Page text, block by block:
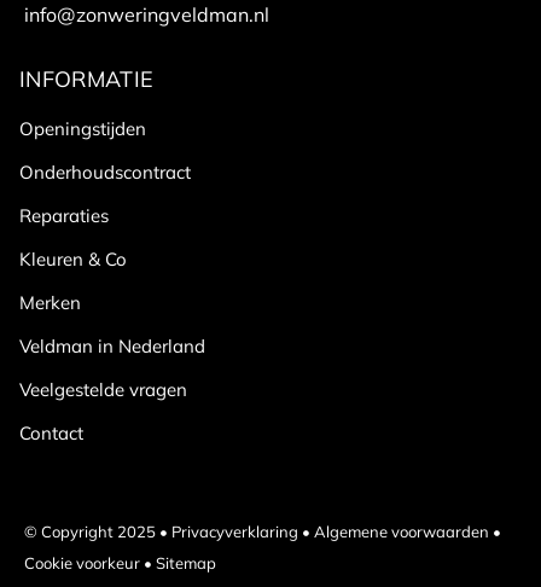
info@zonweringveldman.nl
INFORMATIE
Openingstijden
Onderhoudscontract
Reparaties
Kleuren & Co
Merken
Veldman in Nederland
Veelgestelde vragen
Contact
© Copyright 2025 • Privacyverklaring • Algemene voorwaarden •
Cookie voorkeur • Sitemap